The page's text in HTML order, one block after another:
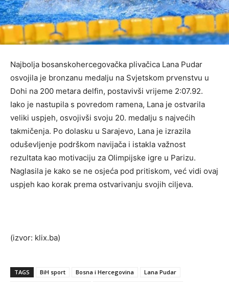
Najbolja bosanskohercegovačka plivačica Lana Pudar
osvojila je bronzanu medalju na Svjetskom prvenstvu u
Dohi na 200 metara delfin, postavivši vrijeme 2:07.92.
Iako je nastupila s povredom ramena, Lana je ostvarila
veliki uspjeh, osvojivši svoju 20. medalju s najvećih
takmičenja. Po dolasku u Sarajevo, Lana je izrazila
oduševljenje podrškom navijača i istakla važnost
rezultata kao motivaciju za Olimpijske igre u Parizu.
Naglasila je kako se ne osjeća pod pritiskom, već vidi ovaj
uspjeh kao korak prema ostvarivanju svojih ciljeva.
(izvor: klix.ba)
TAGS BiH sport Bosna i Hercegovina
Lana Pudar